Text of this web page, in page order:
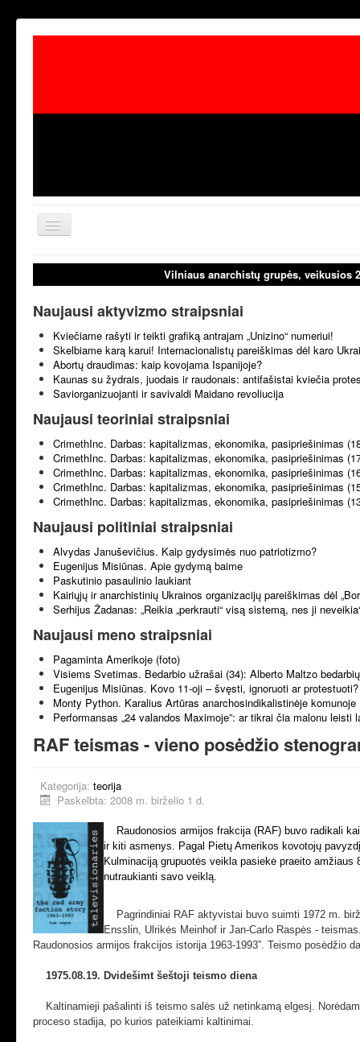
Toggle
Navigation
aktualijos
laisvoji
Vilniaus anarchistų grupės, veikusios
Naujausi aktyvizmo straipsniai
Kviečiame rašyti ir teikti grafiką antrajam „Unizino“ numeriui!
Skelbiame karą karui! Internacionalistų pareiškimas dėl karo
Abortų draudimas: kaip kovojama Ispanijoje?
Kaunas su žydrais, juodais ir raudonais: antifašistai kviečia
Saviorganizuojanti ir savivaldi Maidano revoliucija
Naujausi teoriniai straipsniai
CrimethInc. Darbas: kapitalizmas, ekonomika, pasipriešinimas
CrimethInc. Darbas: kapitalizmas, ekonomika, pasipriešinimas
CrimethInc. Darbas: kapitalizmas, ekonomika, pasipriešinimas
CrimethInc. Darbas: kapitalizmas, ekonomika, pasipriešinimas
CrimethInc. Darbas: kapitalizmas, ekonomika, pasipriešinimas
Naujausi politiniai straipsniai
Alvydas Januševičius. Kaip gydysimės nuo patriotizmo?
Eugenijus Misiūnas. Apie gydymą baime
Paskutinio pasaulinio laukiant
Kairiųjų ir anarchistinių Ukrainos organizacijų pareiškimas dėl
Serhijus Žadanas: „Reikia „perkrauti“ visą sistemą, nes ji
Naujausi meno straipsniai
Pagaminta Amerikoje (foto)
Visiems Svetimas. Bedarbio užrašai (34): Alberto Maltzo
Eugenijus Misiūnas. Kovo 11-oji – švęsti, ignoruoti ar protestuoti?
Monty Python. Karalius Artūras anarchosindikalistinėje komunoje
Performansas „24 valandos Maximoje”: ar tikrai čia malonu leisti
RAF teismas - vieno posėdžio
Kategorija: teorija
Paskelbta: 2008 m. birželio 1 d.
Raudonosios armijos frakcija (RAF) buvo radikali
ir kiti asmenys. Pagal Pietų Amerikos kovotojų
Kulminaciją grupuotės veikla pasiekė praeito
nutraukianti savo veiklą.
Pagrindiniai RAF aktyvistai buvo suimti 1972 m.
Ensslin, Ulrikės Meinhof ir Jan-Carlo Raspės -
Raudonosios armijos frakcijos istorija 1963-1993”. Teismo posėdžio
1975.08.19. Dvidešimt šeštoji teismo diena
Kaltinamieji pašalinti iš teismo salės už netinkamą elgesį.
proceso stadija, po kurios pateikiami kaltinimai.